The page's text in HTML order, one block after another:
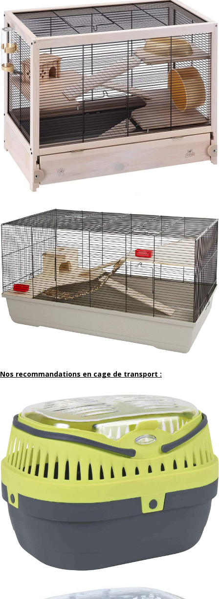
Nos recommandations en cage de transport :